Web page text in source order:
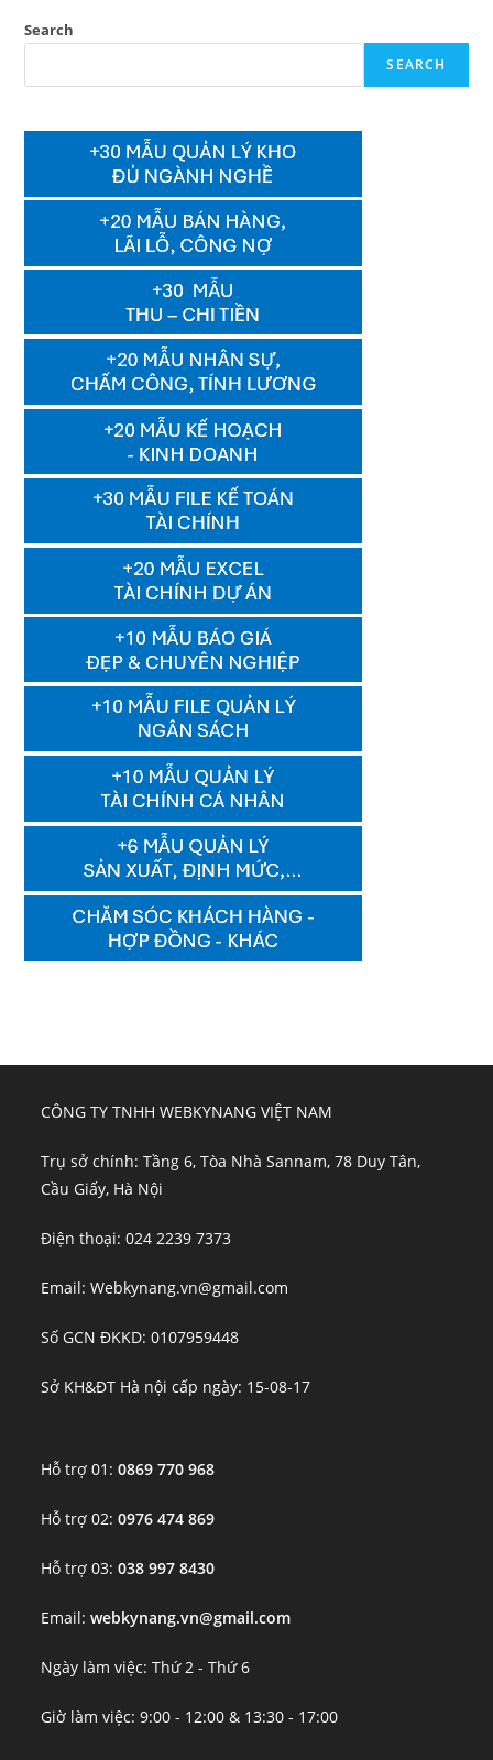
Search
SEARCH
CÔNG TY TNHH WEBKYNANG VIỆT NAM
Trụ sở chính: Tầng 6, Tòa Nhà Sannam, 78 Duy Tân,
Cầu Giấy, Hà Nội
Điện thoại: 024 2239 7373
Email: Webkynang.vn@gmail.com
Số GCN ĐKKD: 0107959448
Sở KH&ĐT Hà nội cấp ngày: 15-08-17
Hỗ trợ 01:0869 770 968
Hỗ trợ 02:0976 474 869
Hỗ trợ 03:038 997 8430
Email:webkynang.vn@gmail.com
Ngày làm việc: Thứ 2 - Thứ 6
Giờ làm việc: 9:00 - 12:00 & 13:30 - 17:00